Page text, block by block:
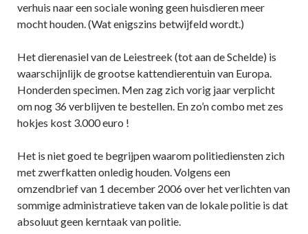
verhuis naar een sociale woning geen huisdieren meer
mocht houden. (Wat enigszins betwijfeld wordt.)
Het dierenasiel van de Leiestreek (tot aan de Schelde) is
waarschijnlijk de grootse kattendierentuin van Europa.
Honderden specimen. Men zag zich vorig jaar verplicht
om nog 36 verblijven te bestellen. En zo’n combo met zes
hokjes kost 3.000 euro !
Het is niet goed te begrijpen waarom politiediensten zich
met zwerfkatten onledig houden. Volgens een
omzendbrief van 1 december 2006 over het verlichten van
sommige administratieve taken van de lokale politie is dat
absoluut geen kerntaak van politie.